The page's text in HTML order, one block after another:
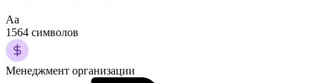
Аа
1564 символов
Менеджмент организации